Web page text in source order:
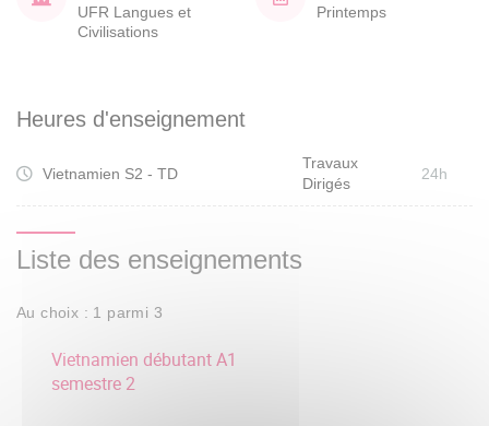
UFR Langues et
Civilisations
Printemps
Heures d'enseignement
Vietnamien S2 - TD
Travaux
Dirigés
24h
Liste des enseignements
Au choix : 1 parmi 3
Vietnamien débutant A1
semestre 2